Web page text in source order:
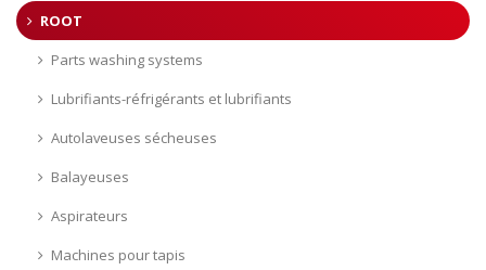
ROOT
Parts washing systems
Lubrifiants-réfrigérants et lubrifiants
Autolaveuses sécheuses
Balayeuses
Aspirateurs
Machines pour tapis